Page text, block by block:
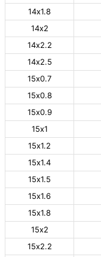
14х1.8
14х2
14х2.2
14х2.5
15х0.7
15х0.8
15х0.9
15х1
15х1.2
15х1.4
15х1.5
15х1.6
15х1.8
15х2
15х2.2